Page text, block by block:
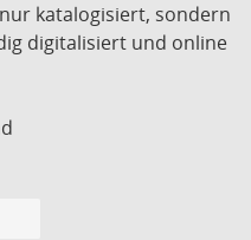
katalogisiert, sondern
digitalisiert und online